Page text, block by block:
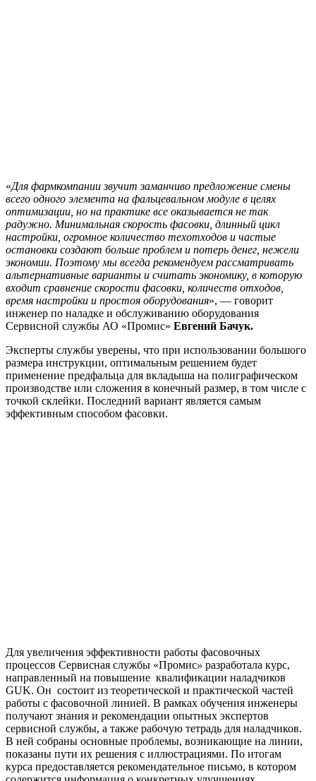
«Для фармкомпании звучит заманчиво предложение смены
всего одного элемента на фальцевальном модуле в целях
оптимизации, но на практике все оказывается не так
радужно. Минимальная скорость фасовки, длинный цикл
настройки, огромное количество техотходов и частые
остановки создают больше проблем и потерь денег, нежели
экономии. Поэтому мы всегда рекомендуем рассматривать
альтернативные варианты и считать экономику, в которую
входит сравнение скорости фасовки, количеств отходов,
время настройки и простоя оборудования», — говорит
инженер по наладке и обслуживанию оборудования
Сервисной службы АО «Промис» Евгений Бачук.
Эксперты службы уверены, что при использовании большого
размера инструкции, оптимальным решением будет
применение предфальца для вкладыша на полиграфическом
производстве или сложения в конечный размер, в том числе с
точкой склейки. Последний вариант является самым
эффективным способом фасовки.
Для увеличения эффективности работы фасовочных
процессов Сервисная службы «Промис» разработала курс,
направленный на повышение квалификации наладчиков
GUK. Он состоит из теоретической и практической частей
работы с фасовочной линией. В рамках обучения инженеры
получают знания и рекомендации опытных экспертов
сервисной службы, а также рабочую тетрадь для наладчиков.
В ней собраны основные проблемы, возникающие на линии,
показаны пути их решения с иллюстрациями. По итогам
курса предоставляется рекомендательное письмо, в котором